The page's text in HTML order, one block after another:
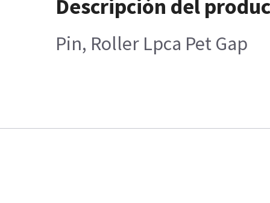
Descripción del
Pin, Roller Lpca Pet Gap